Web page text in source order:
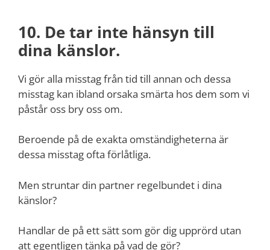
10. De tar inte hänsyn till
dina känslor.
Vi gör alla misstag från tid till annan och dessa
misstag kan ibland orsaka smärta hos dem som vi
påstår oss bry oss om.
Beroende på de exakta omständigheterna är
dessa misstag ofta förlåtliga.
Men struntar din partner regelbundet i dina
känslor?
Handlar de på ett sätt som gör dig upprörd utan
att egentligen tänka på vad de gör?